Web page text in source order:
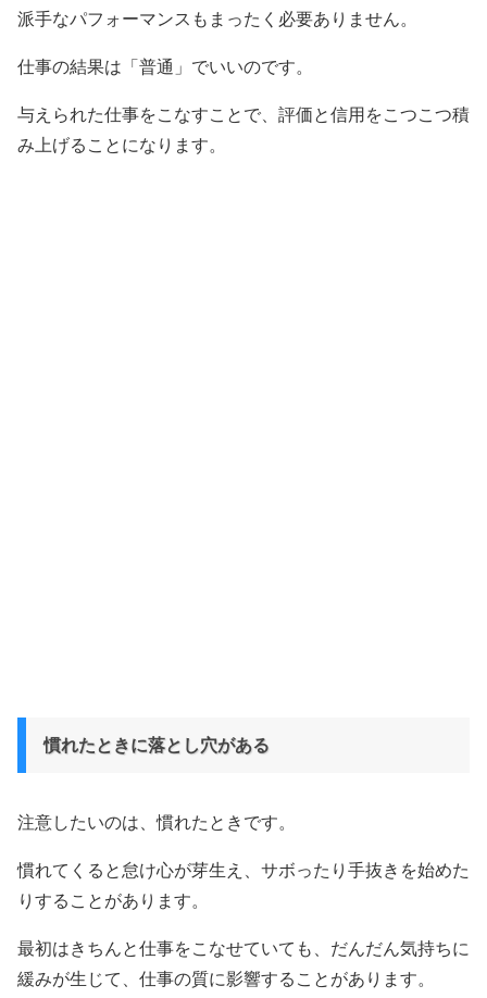
派手なパフォーマンスもまったく必要ありません。
仕事の結果は「普通」でいいのです。
与えられた仕事をこなすことで、評価と信用をこつこつ積
み上げることになります。
慣れたときに落とし穴がある
注意したいのは、慣れたときです。
慣れてくると怠け心が芽生え、サボったり手抜きを始めた
りすることがあります。
最初はきちんと仕事をこなせていても、だんだん気持ちに
緩みが生じて、仕事の質に影響することがあります。